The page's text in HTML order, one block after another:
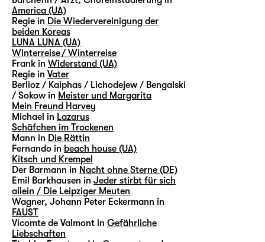
America (UA)
Regie in Die Wiedervereinigung der
beiden Koreas
LUNA LUNA (UA)
Winterreise / Winterreise
Frank in Widerstand (UA)
Regie in Vater
Berlioz / Kaiphas / Lichodejew / Bengalski
/ Sokow in Meister und Margarita
Mein Freund Harvey
Michael in Lazarus
Schäfchen im Trockenen
Mann in Die Rättin
Fernando in beach house (UA)
Kitsch und Krempel
Der Barmann in Nacht ohne Sterne (DE)
Emil Barkhausen in Jeder stirbt für sich
allein / Die Leipziger Meuten
Wagner, Johann Peter Eckermann in
FAUST
Vicomte de Valmont in Gefährliche
Liebschaften